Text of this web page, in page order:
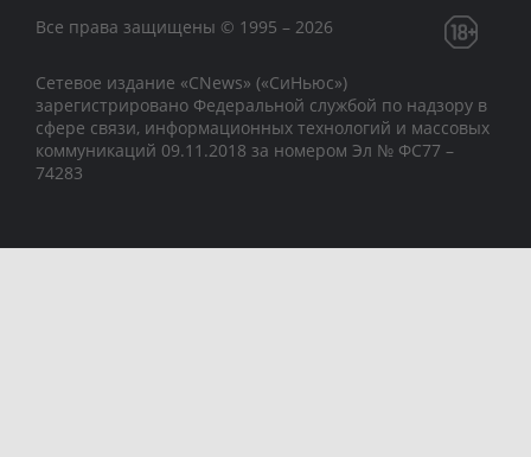
Все права защищены © 1995 – 2026
Сетевое издание «CNews» («СиНьюс»)
зарегистрировано Федеральной службой по надзору в
сфере связи, информационных технологий и массовых
коммуникаций 09.11.2018 за номером Эл № ФС77 –
74283